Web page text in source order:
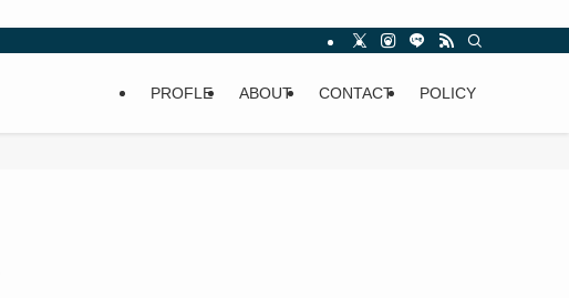
PROFLE ABOUT CONTACT POLICY